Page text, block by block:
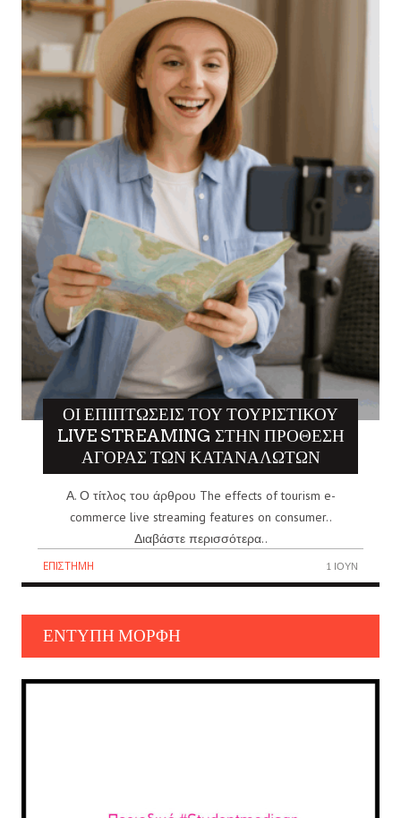
ΟΙ ΕΠΙΠΤΏΣΕΙΣ ΤΟΥ ΤΟΥΡΙΣΤΙΚΟΎ
LIVE STREAMING ΣΤΗΝ ΠΡΌΘΕΣΗ
ΑΓΟΡΆΣ ΤΩΝ ΚΑΤΑΝΑΛΩΤΏΝ
Α. Ο τίτλος του άρθρου The effects of tourism e-
commerce live streaming features on consumer..
Διαβάστε περισσότερα..
ΕΠΙΣΤΉΜΗ 1 ΙΟΎΝ
ΈΝΤΥΠΗ ΜΟΡΦΉ